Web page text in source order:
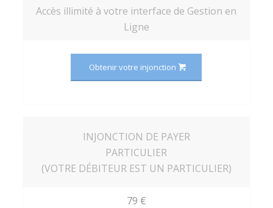
Accès illimité à votre interface de Gestion en
Ligne
Obtenir votre injonction
INJONCTION DE PAYER
PARTICULIER
(VOTRE DÉBITEUR EST UN PARTICULIER)
79 €